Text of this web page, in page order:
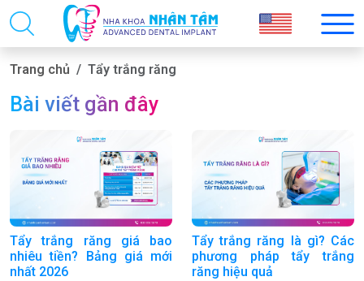
Trang chủ Tẩy trắng răng
Bài viết gần đây
Tẩy trắng răng giá bao
nhiêu tiền? Bảng giá mới
nhất 2026
Tẩy trắng răng là gì? Các
phương pháp tẩy trắng
răng hiệu quả